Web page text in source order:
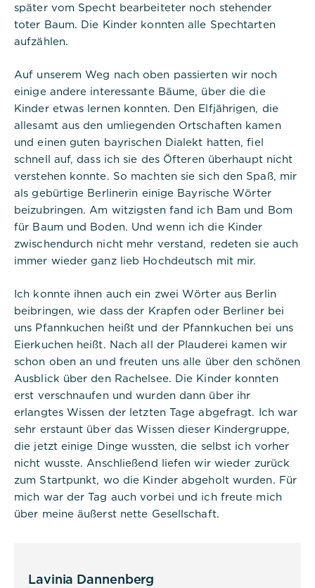
später vom Specht bearbeiteter noch stehender
toter Baum. Die Kinder konnten alle Spechtarten
aufzählen.
Auf unserem Weg nach oben passierten wir noch
einige andere interessante Bäume, über die die
Kinder etwas lernen konnten. Den Elfjährigen, die
allesamt aus den umliegenden Ortschaften kamen
und einen guten bayrischen Dialekt hatten, fiel
schnell auf, dass ich sie des Öfteren überhaupt nicht
verstehen konnte. So machten sie sich den Spaß, mir
als gebürtige Berlinerin einige Bayrische Wörter
beizubringen. Am witzigsten fand ich Bam und Bom
für Baum und Boden. Und wenn ich die Kinder
zwischendurch nicht mehr verstand, redeten sie auch
immer wieder ganz lieb Hochdeutsch mit mir.
Ich konnte ihnen auch ein zwei Wörter aus Berlin
beibringen, wie dass der Krapfen oder Berliner bei
uns Pfannkuchen heißt und der Pfannkuchen bei uns
Eierkuchen heißt. Nach all der Plauderei kamen wir
schon oben an und freuten uns alle über den schönen
Ausblick über den Rachelsee. Die Kinder konnten
erst verschnaufen und wurden dann über ihr
erlangtes Wissen der letzten Tage abgefragt. Ich war
sehr erstaunt über das Wissen dieser Kindergruppe,
die jetzt einige Dinge wussten, die selbst ich vorher
nicht wusste. Anschließend liefen wir wieder zurück
zum Startpunkt, wo die Kinder abgeholt wurden. Für
mich war der Tag auch vorbei und ich freute mich
über meine äußerst nette Gesellschaft.
Lavinia Dannenberg
Titel:
PHPSESSID
Commerzbank Umweltpraktikum
Cookies:
Cookie Name:
PHPSESSID
Dauer:
Session
Beschreibung:
Dieses Cookie ist nativ für PHP-
Anwendungen. Das Cookie wird
verwendet, um die eindeutige
speichern und zu identifizieren, um
Website zu verwalten. Das Cookie
ist ein Session-Cookie und wird
gelöscht, wenn alle Browserfenster
Titel:
dpconsentmanagement
Anbieter:
Commerzbank Umweltpraktikum
Cookie Name: